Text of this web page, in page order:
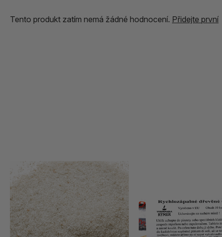
Tento produkt zatím nemá žádné hodnocení. Přidejte první